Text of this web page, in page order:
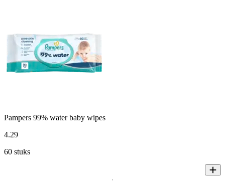
Pampers 99% water baby wipes
4.29
60 stuks